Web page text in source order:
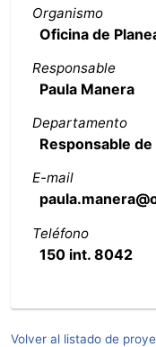
Organismo
Oficina de
Responsable
Paula Manera
Departamento
Responsable
E-mail
Teléfono
150 int. 8042
Volver al listado de